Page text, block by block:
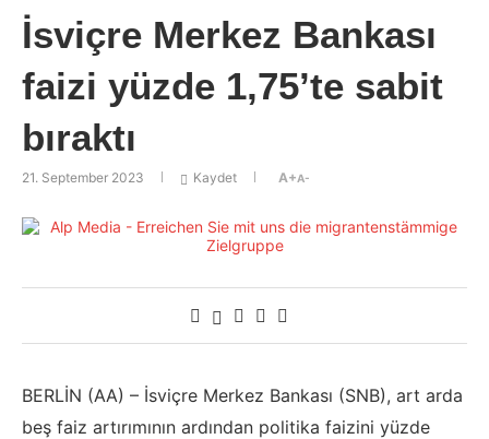
İsviçre Merkez Bankası
faizi yüzde 1,75’te sabit
bıraktı
21. September 2023 Kaydet A+A-
BERLİN (AA) – İsviçre Merkez Bankası (SNB), art arda
beş faiz artırımının ardından politika faizini yüzde